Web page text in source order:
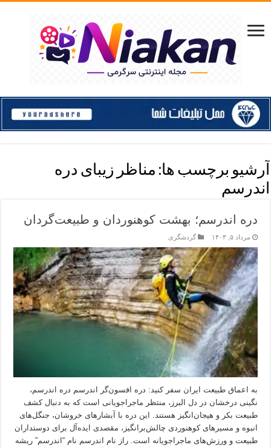
آرشیو برچسب ها: مناظر زیبای دره
اندرسم
دره اندرسم؛ بهشت کوهنوردان و طبیعت‌گردان
مرداد ۵, ۱۴۰۳ گردشگری
به اعماق طبیعت ایران سفر کنید: دره افسون‌گر اندرسم دره اندرسم،
نگینی درخشان در دل البرز، منتظر ماجراجویانی است که به دنبال کشف
طبیعت بکر و هیجان‌انگیز هستند. این دره با آبشارهای خروشان، جنگل‌های
انبوه و مسیرهای کوهنوردی چالش‌برانگیز، مقصدی ایده‌آل برای دوستداران
طبیعت و ورزش‌های ماجراجویانه است. راز نام اندرسم نام “اندرسم” ریشه